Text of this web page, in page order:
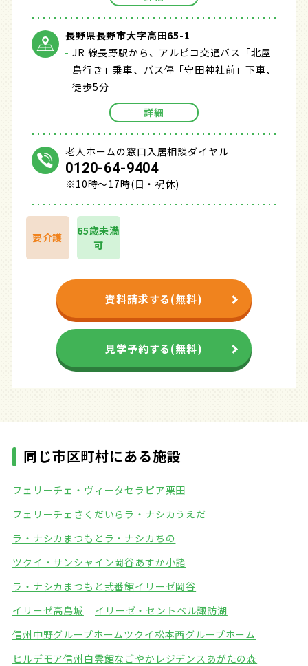
長野県長野市大字高田65-1
JR 線長野駅から、アルピコ交通バス「北屋
島行き」乗車、バス停「守田神社前」下車、
徒歩5分
詳細
老人ホームの窓口入居相談ダイヤル
0120-64-9404
※10時～17時(日・祝休)
要介護
65歳未満
可
資料請求する(無料)
見学予約する(無料)
同じ市区町村にある施設
フェリーチェ・ヴィータセラピア栗田
フェリーチェさくだいら ラ・ナシカうえだ
ラ・ナシカまつもと ラ・ナシカちの
ツクイ・サンシャイン岡谷あすか小諸
ラ・ナシカまつもと弐番館イリーゼ岡谷
イリーゼ高島城
イリーゼ・セントベル諏訪湖
信州中野グループホームツクイ松本西グループホーム
ヒルデモア信州白雲館なごやかレジデンスあがたの森